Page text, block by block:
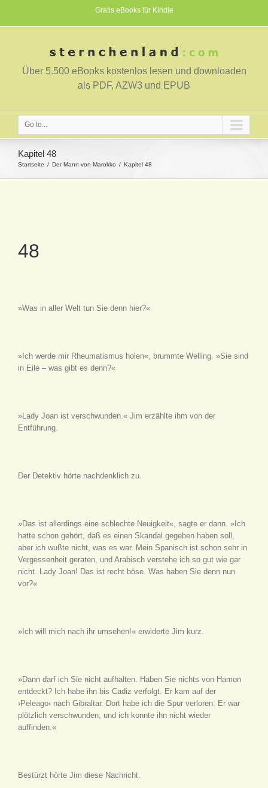
Gratis eBooks für Kindle
Über 5.500 eBooks kostenlos lesen und downloaden
als PDF, AZW3 und EPUB
Go to...
Kapitel 48
Startseite Der Mann von Marokko Kapitel 48
48
»Was in aller Welt tun Sie denn hier?«
»Ich werde mir Rheumatismus holen«, brummte Welling. »Sie sind
in Eile – was gibt es denn?«
»Lady Joan ist verschwunden.« Jim erzählte ihm von der
Entführung.
Der Detektiv hörte nachdenklich zu.
»Das ist allerdings eine schlechte Neuigkeit«, sagte er dann. »Ich
hatte schon gehört, daß es einen Skandal gegeben haben soll,
aber ich wußte nicht, was es war. Mein Spanisch ist schon sehr in
Vergessenheit geraten, und Arabisch verstehe ich so gut wie gar
nicht. Lady Joan! Das ist recht böse. Was haben Sie denn nun
vor?«
»Ich will mich nach ihr umsehen!« erwiderte Jim kurz.
»Dann darf ich Sie nicht aufhalten. Haben Sie nichts von Hamon
entdeckt? Ich habe ihn bis Cadiz verfolgt. Er kam auf der
›Peleago‹ nach Gibraltar. Dort habe ich die Spur verloren. Er war
plötzlich verschwunden, und ich konnte ihn nicht wieder
auffinden.«
Bestürzt hörte Jim diese Nachricht.